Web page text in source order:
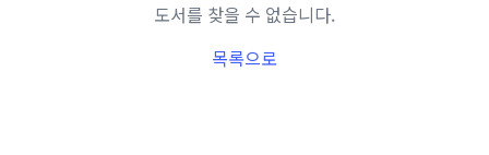
도서를 찾을 수 없습니다.
목록으로